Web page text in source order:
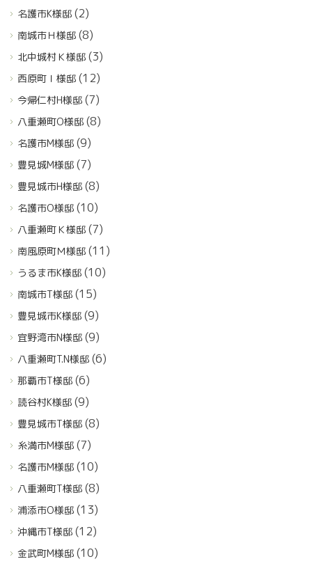
名護市K様邸 (2)
南城市Ｈ様邸 (8)
北中城村Ｋ様邸 (3)
西原町Ｉ様邸 (12)
今帰仁村H様邸 (7)
八重瀬町O様邸 (8)
名護市M様邸 (9)
豊見城M様邸 (7)
豊見城市H様邸 (8)
名護市O様邸 (10)
八重瀬町Ｋ様邸 (7)
南風原町Ｍ様邸 (11)
うるま市K様邸 (10)
南城市T様邸 (15)
豊見城市K様邸 (9)
宜野湾市N様邸 (9)
八重瀬町T.N様邸 (6)
那覇市T様邸 (6)
読谷村K様邸 (9)
豊見城市T様邸 (8)
糸満市M様邸 (7)
名護市M様邸 (10)
八重瀬町T様邸 (8)
浦添市O様邸 (13)
沖縄市T様邸 (12)
金武町M様邸 (10)